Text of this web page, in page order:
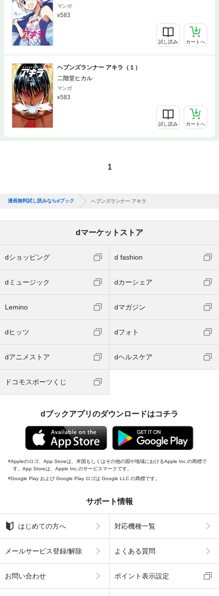
マンガ
583
試し読み カートへ
ヘブンズランナー アキラ（１）
二階堂ヒカル
マンガ
583
試し読み カートへ
1
漫画無料試し読みならdブック ヘブンズランナー アキラ
dマーケットストア
dショッピング d fashion
dミュージック dカーシェア
Lemino dマガジン
dヒッツ dフォト
dアニメストア dヘルスケア
ドコモスポーツくじ
dブックアプリのダウンロードはコチラ
Appleのロゴ、App Storeは、米国もしくはその他の国や地域におけるApple Inc.の商標で
す。App Storeは、Apple Inc.のサービスマークです。
Google Play および Google Play ロゴは Google LLC の商標です。
サポート情報
はじめての方へ 対応機種一覧
メールサービス登録/解除 よくある質問
お問い合わせ ポイント表示設定